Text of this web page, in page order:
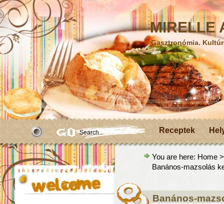
MIRELLE
Gasztronómia.
Receptek
You are here: Home
Banános-mazsolás
Banános-